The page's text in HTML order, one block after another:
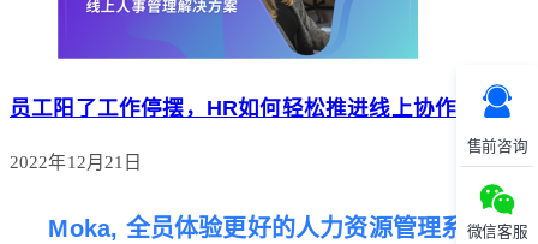
售前咨询
微信客服
员工阳了工作停摆，HR如何轻松推进线上协作？
2022年12月21日
Moka, 全员体验更好的人力资源管理系统